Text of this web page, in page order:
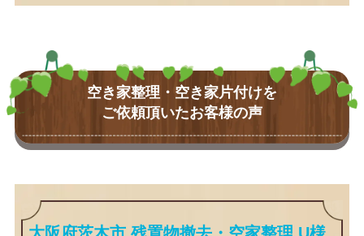
空き家整理・空き家片付けを
ご依頼頂いたお客様の声